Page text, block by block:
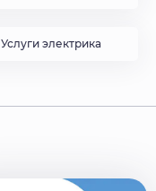
Услуги электрика